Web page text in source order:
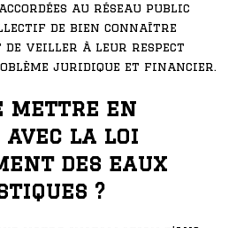
au réseau public
de bien connaître
de veiller à leur respect
juridique et financier.
mettre en
la loi
des eaux
?